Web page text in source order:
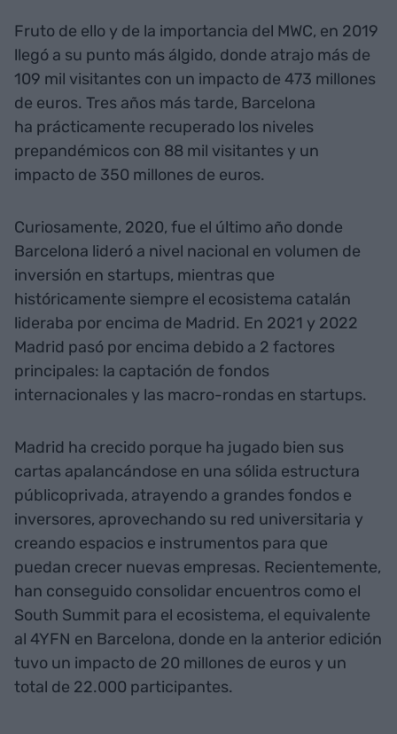
Fruto de ello y de la importancia del MWC, en 2019
llegó a su punto más álgido, donde atrajo más de
109 mil visitantes con un impacto de 473 millones
de euros. Tres años más tarde, Barcelona
ha prácticamente recuperado los niveles
prepandémicos con 88 mil visitantes y un
impacto de 350 millones de euros.
Curiosamente, 2020, fue el último año donde
Barcelona lideró a nivel nacional en volumen de
inversión en startups, mientras que
históricamente siempre el ecosistema catalán
lideraba por encima de Madrid. En 2021 y 2022
Madrid pasó por encima debido a 2 factores
principales: la captación de fondos
internacionales y las macro-rondas en startups.
Madrid ha crecido porque ha jugado bien sus
cartas apalancándose en una sólida estructura
públicoprivada, atrayendo a grandes fondos e
inversores, aprovechando su red universitaria y
creando espacios e instrumentos para que
puedan crecer nuevas empresas. Recientemente,
han conseguido consolidar encuentros como el
South Summit para el ecosistema, el equivalente
al 4YFN en Barcelona, donde en la anterior edición
tuvo un impacto de 20 millones de euros y un
total de 22.000 participantes.